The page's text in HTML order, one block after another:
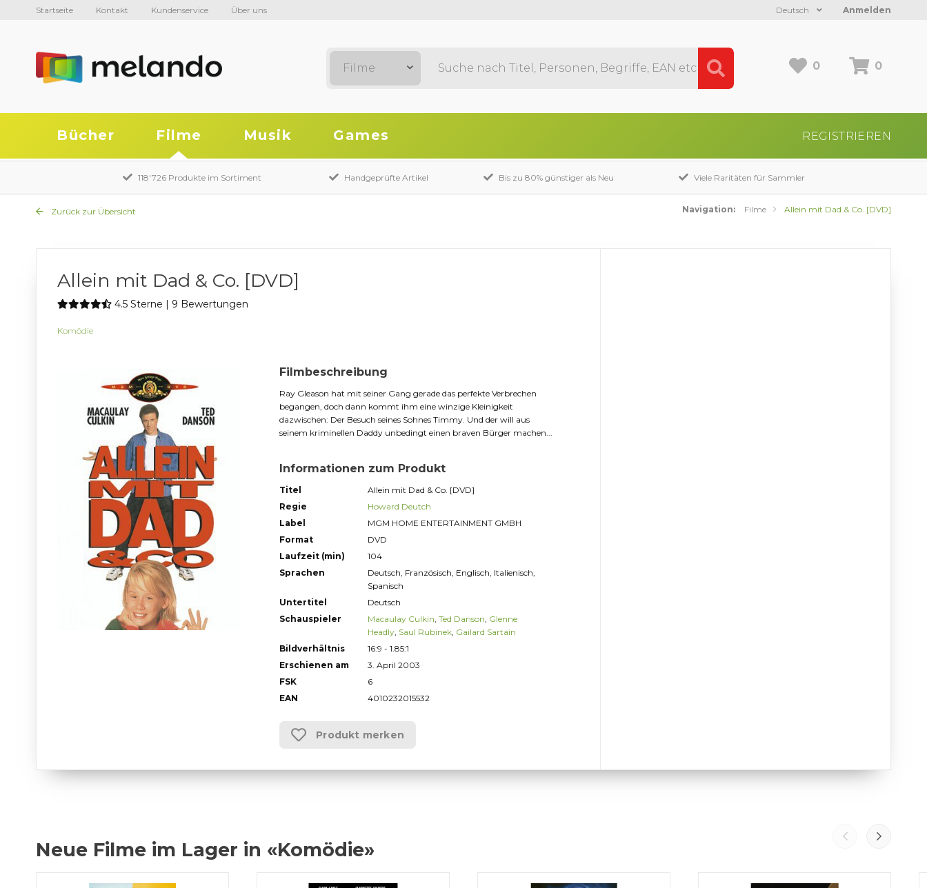
Startseite Kontakt Kundenservice Über uns Anmelden
Deutsch
0 0
Filme
Bücher Filme Musik Games REGISTRIEREN
118'726 Produkte im Sortiment Handgeprüfte Artikel Bis zu 80% günstiger als Neu Viele Raritäten für Sammler
Zurück zur Übersicht Navigation: Filme Allein mit Dad & Co. [DVD]
Allein mit Dad & Co. [DVD]
4.5 Sterne | 9 Bewertungen
Komödie
Filmbeschreibung
Ray Gleason hat mit seiner Gang gerade das perfekte Verbrechen
begangen, doch dann kommt ihm eine winzige Kleinigkeit
dazwischen: Der Besuch seines Sohnes Timmy. Und der will aus
seinem kriminellen Daddy unbedingt einen braven Bürger machen...
Informationen zum Produkt
Titel
Allein mit Dad & Co. [DVD]
Regie
Howard Deutch
Label
MGM HOME ENTERTAINMENT GMBH
Format
DVD
Laufzeit (min)
104
Sprachen
Deutsch, Französisch, Englisch, Italienisch,
Spanisch
Untertitel
Deutsch
Schauspieler
Macaulay Culkin, Ted Danson, Glenne
Headly, Saul Rubinek, Gailard Sartain
Bildverhältnis
16:9 - 1.85:1
Erschienen am
3. April 2003
FSK
6
EAN
4010232015532
Produkt merken
Neue Filme im Lager in «Komödie»